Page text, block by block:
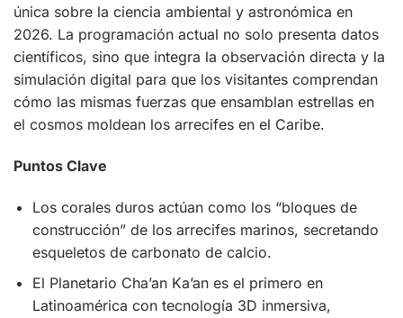
única sobre la ciencia ambiental y astronómica en
2026. La programación actual no solo presenta datos
científicos, sino que integra la observación directa y la
simulación digital para que los visitantes comprendan
cómo las mismas fuerzas que ensamblan estrellas en
el cosmos moldean los arrecifes en el Caribe.
Puntos Clave
Los corales duros actúan como los “bloques de
construcción” de los arrecifes marinos, secretando
esqueletos de carbonato de calcio.
El Planetario Cha’an Ka’an es el primero en
Latinoamérica con tecnología 3D inmersiva,